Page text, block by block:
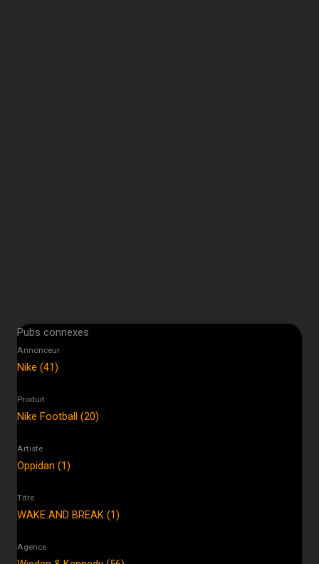
Pubs connexes
Annonceur
Nike (41)
Produit
Nike Football (20)
Artiste
Oppidan (1)
Titre
WAKE AND BREAK (1)
Agence